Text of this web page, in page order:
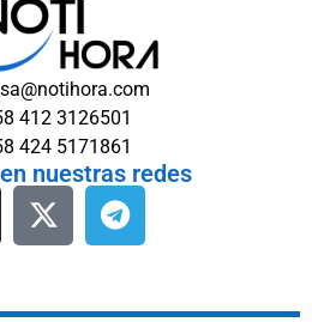
412 3126501
424 5171861
nuestras redes